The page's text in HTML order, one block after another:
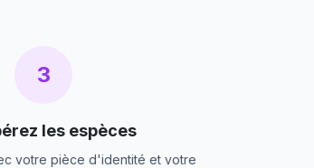
3
les espèces
votre pièce d'identité et votre